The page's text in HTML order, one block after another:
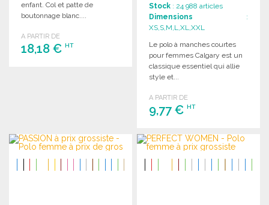
enfant. Col et patte de
boutonnage blanc....
A PARTIR DE
18,18 € HT
Stock : 24 988 articles
Dimensions :
XS,S,M,L,XL,XXL
Le polo à manches courtes
pour femmes Calgary est un
classique essentiel qui allie
style et...
A PARTIR DE
9,77 €HT
COMMANDER